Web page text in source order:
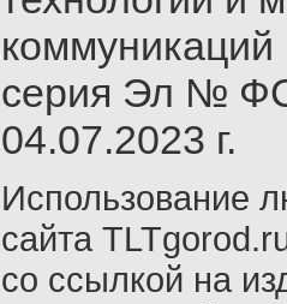
серия Эл №
04.07.2023 г.
Использование
сайта
со ссылкой на